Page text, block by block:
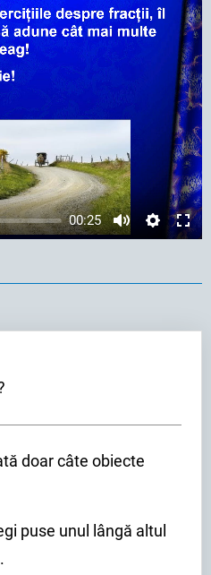
00:25
doar câte obiecte
puse unul lângă altul